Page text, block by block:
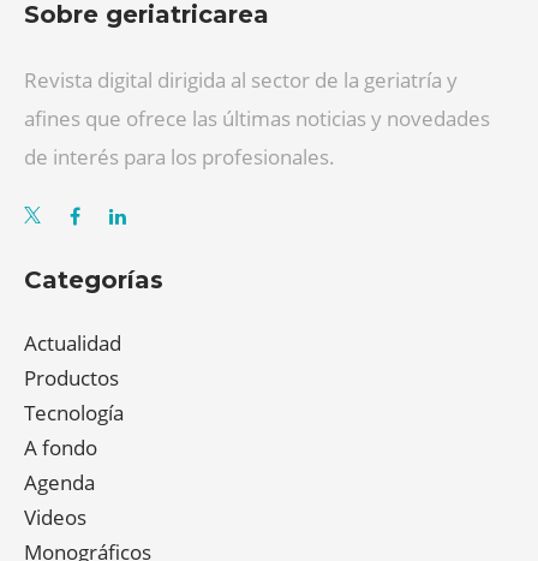
Sobre geriatricarea
Revista digital dirigida al sector de la geriatría y
afines que ofrece las últimas noticias y novedades
de interés para los profesionales.
Categorías
Actualidad
Productos
Tecnología
A fondo
Agenda
Videos
Monográficos